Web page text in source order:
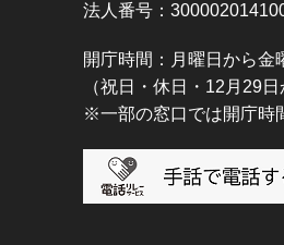
法人番号：
開庁時間：月曜日から
（祝日・休日・12月29
※一部の窓口では開庁時